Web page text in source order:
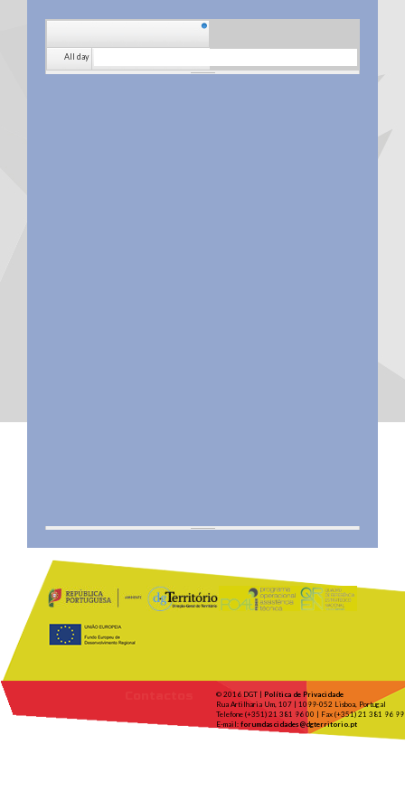
All day
© 2016 DGT | Política de Privacidade
Rua Artilharia Um, 107 | 1099-052 Lisboa, Portugal
Telefone (+351) 21 381 96 00 | Fax (+351) 21 381 96 99
E-mail: forumdascidades@dgterritorio.pt